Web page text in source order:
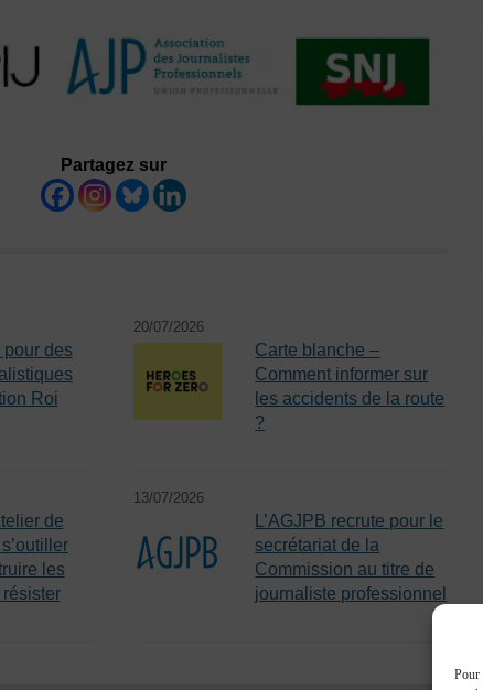
Pour
Partagez sur
pour des
Roi
20/07/2026
Carte blanche –
Comment informer sur
les accidents de la route
?
de
les
13/07/2026
L’AGJPB recrute pour le
secrétariat de la
Commission au titre de
journaliste professionnel